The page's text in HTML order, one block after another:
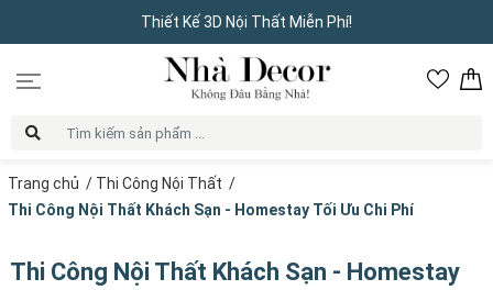
Thiết Kế 3D Nội Thất Miễn Phí!
Trang chủ / Thi Công Nội Thất /
Thi Công Nội Thất Khách Sạn - Homestay Tối Ưu Chi Phí
Thi Công Nội Thất Khách Sạn - Homestay